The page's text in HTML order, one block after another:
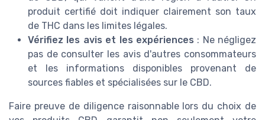
produit certifié doit indiquer clairement son taux
de THC dans les limites légales.
Vérifiez les avis et les expériences : Ne négligez
pas de consulter les avis d'autres consommateurs
et les informations disponibles provenant de
sources fiables et spécialisées sur le CBD.
Faire preuve de diligence raisonnable lors du choix de